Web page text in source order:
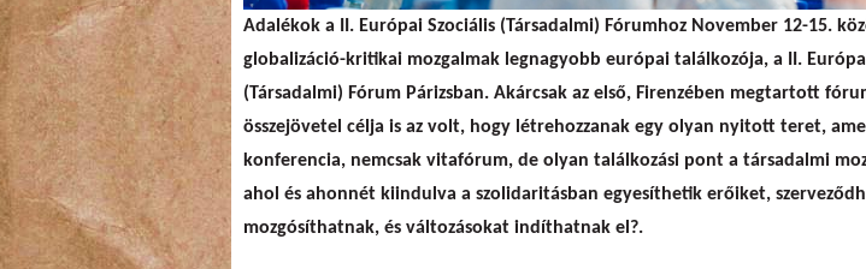
Adalékok a II. Európai Szociális (Társadalmi) Fórumhoz November 12-15.
globalizáció-kritikai mozgalmak legnagyobb európai találkozója, a II.
(Társadalmi) Fórum Párizsban. Akárcsak az első, Firenzében megtartott
összejövetel célja is az volt, hogy létrehozzanak egy olyan nyitott teret,
konferencia, nemcsak vitafórum, de olyan találkozási pont a társadalmi
ahol és ahonnét kiindulva a szolidaritásban egyesíthetik erőiket,
mozgósíthatnak, és változásokat indíthatnak el?.